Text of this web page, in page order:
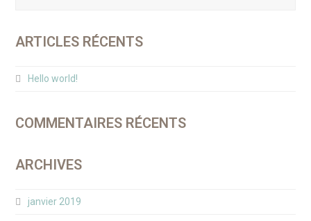
ARTICLES RÉCENTS
Hello world!
COMMENTAIRES RÉCENTS
ARCHIVES
janvier 2019